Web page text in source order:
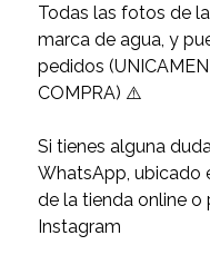
Todas las fotos de
marca de agua, y
pedidos
COMPRA) ⚠️
Si tienes alguna
WhatsApp, ubicado
de la tienda online o
Instagram